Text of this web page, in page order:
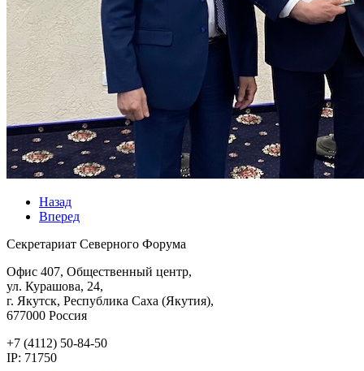
Назад
Вперед
Секретариат Северного Форума
Офис 407, Общественный центр,
ул. Курашова, 24,
г. Якутск, Республика Саха (Якутия),
677000 Россия
+7 (4112) 50-84-50
IP: 71750